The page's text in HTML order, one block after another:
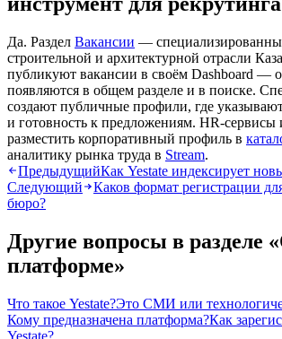
Да. Раздел Вакансии —
строительной и архитектурной отрасли
публикуют вакансии в своём Dashboard —
появляются в общем разделе и в поиске.
создают публичные профили, где
и готовность к предложениям. HR-сервисы
разместить корпоративный профиль в
аналитику рынка труда в Stream.
ПредыдущийКак Yestate индексирует
Следующий
Каков формат регистрации
бюро?
Другие вопросы в разделе «
платформе»
Что такое Yestate?Это СМИ или
Кому предназначена платформа?Как
Yestate?